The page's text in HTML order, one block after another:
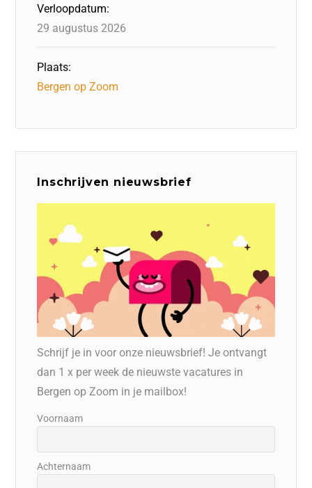
Verloopdatum:
29 augustus 2026
Plaats:
Bergen op Zoom
Inschrijven nieuwsbrief
Schrijf je in voor onze nieuwsbrief! Je ontvangt
dan 1 x per week de nieuwste vacatures in
Bergen op Zoom in je mailbox!
Voornaam
Achternaam